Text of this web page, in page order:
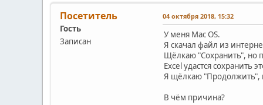
Посетитель
Гость
Записан
04 октября 2018, 15:32
У меня Mac OS.
Я скачал файл из
Щёлкаю "Сохранить", но
Excel удастся сохранить
Я щёлкаю "Продолжить",
В чём причина?